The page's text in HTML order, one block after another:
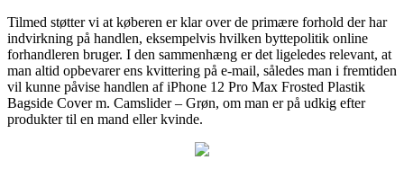
Tilmed støtter vi at køberen er klar over de primære forhold der har
indvirkning på handlen, eksempelvis hvilken byttepolitik online
forhandleren bruger. I den sammenhæng er det ligeledes relevant, at
man altid opbevarer ens kvittering på e-mail, således man i fremtiden
vil kunne påvise handlen af iPhone 12 Pro Max Frosted Plastik
Bagside Cover m. Camslider – Grøn, om man er på udkig efter
produkter til en mand eller kvinde.